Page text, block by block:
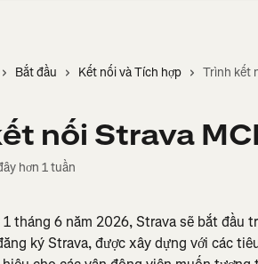
Bắt đầu Kết nối và Tích hợp Trình kết
nối Strava
hơn 1 tuần
tháng 6 năm 2026, Strava sẽ bắt đầu
ký Strava, được xây dựng với các